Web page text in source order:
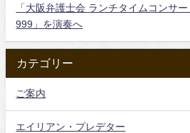
「大阪弁護士会 ランチタイムコンサ
999」を演奏へ
カテゴリー
ご案内
エイリアン・プレデター